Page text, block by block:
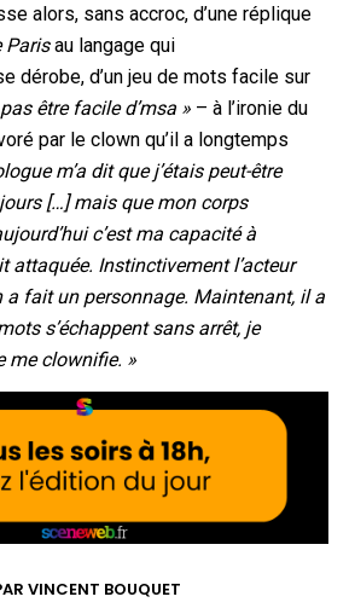
alors, sans accroc, d’une réplique
Parisau langage qui
dérobe, d’un jeu de mots facile sur
être facile d’msa » – à l’ironie du
par le clown qu’il a longtemps
m’a dit que j’étais peut-être
[…] mais que mon corps
c’est ma capacité à
attaquée. Instinctivement l’acteur
a fait un personnage. Maintenant, il a
s’échappent sans arrêt, je
me clownifie. »
VINCENT BOUQUET